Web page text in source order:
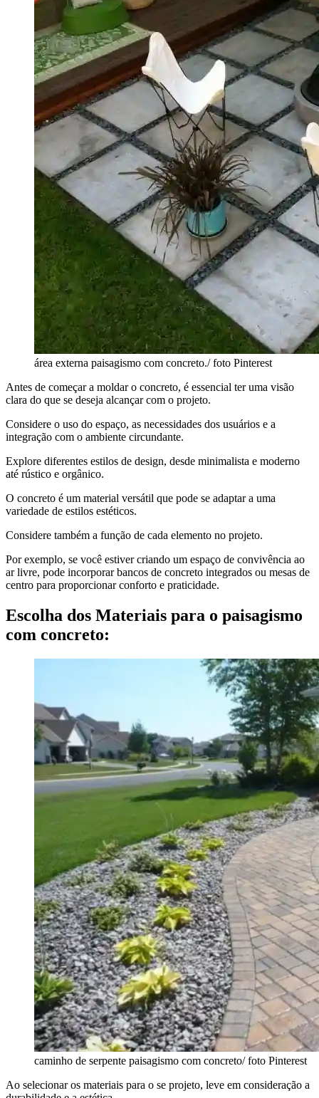
área externa paisagismo com concreto./ foto Pinterest
Antes de começar a moldar o concreto, é essencial ter uma visão
clara do que se deseja alcançar com o projeto.
Considere o uso do espaço, as necessidades dos usuários e a
integração com o ambiente circundante.
Explore diferentes estilos de design, desde minimalista e moderno
até rústico e orgânico.
O concreto é um material versátil que pode se adaptar a uma
variedade de estilos estéticos.
Considere também a função de cada elemento no projeto.
Por exemplo, se você estiver criando um espaço de convivência ao
ar livre, pode incorporar bancos de concreto integrados ou mesas de
centro para proporcionar conforto e praticidade.
Escolha dos Materiais para o paisagismo
com concreto:
caminho de serpente paisagismo com concreto/ foto Pinterest
Ao selecionar os materiais para o se projeto, leve em consideração a